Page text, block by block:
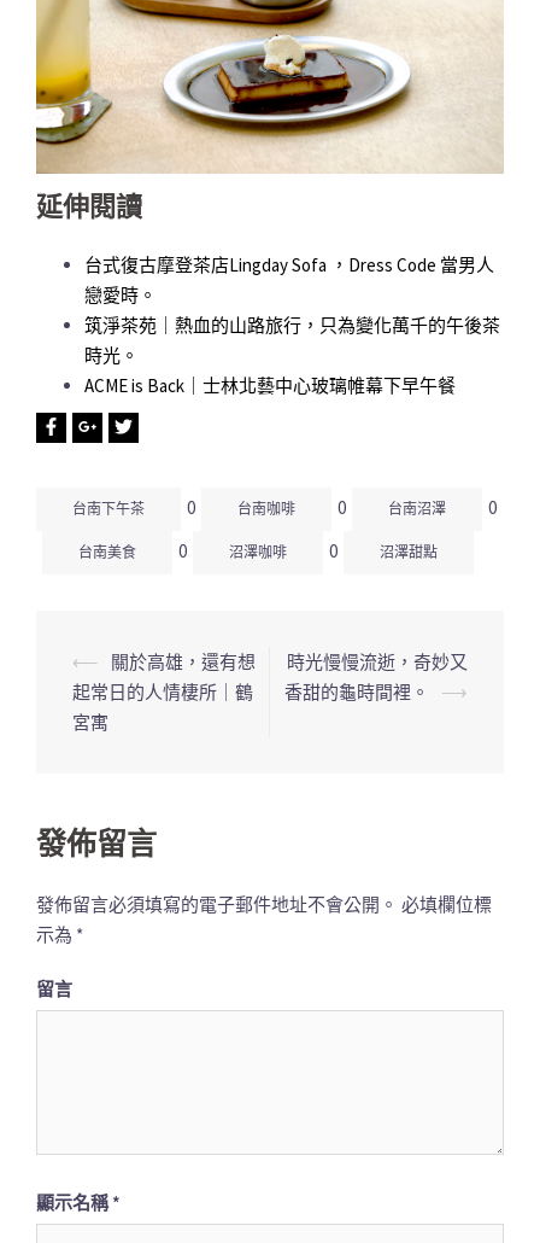
延伸閱讀
台式復古摩登茶店Lingday Sofa ，Dress Code 當男人
戀愛時。
筑淨茶苑｜熱血的山路旅行，只為變化萬千的午後茶
時光。
ACME is Back｜士林北藝中心玻璃帷幕下早午餐
台南下午茶 0 台南咖啡 0 台南沼澤 0
台南美食 0 沼澤咖啡 0 沼澤甜點
文
章
列
⟵
關於高雄，還有想
起常日的人情棲所｜鶴
宮寓
時光慢慢流逝，奇妙又
香甜的龜時間裡。
⟶
發佈留言
發佈留言必須填寫的電子郵件地址不會公開。 必填欄位標
示為 *
留言
顯示名稱*